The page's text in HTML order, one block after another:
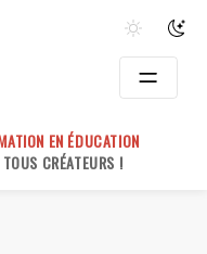
EN ÉDUCATION
CRÉATEURS !